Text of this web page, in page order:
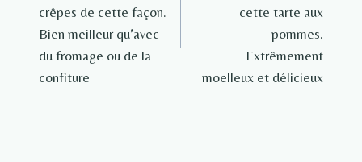
l’article
crêpes de cette façon.
Bien meilleur qu’avec
du fromage ou de la
confiture
cette tarte aux
pommes.
Extrêmement
moelleux et délicieux